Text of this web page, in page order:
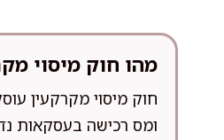
מהו חוק מיסוי
חוק מיסוי מקרקעין
ומס רכישה בעסקאות